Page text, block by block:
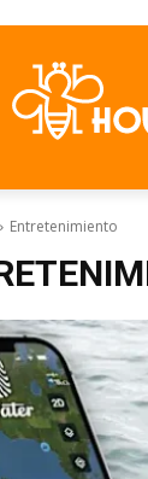
Entretenimiento